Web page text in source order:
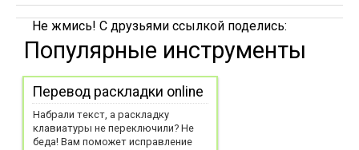
Не жмись! С друзьями ссылкой поделись:
Популярные инструменты
Перевод раскладки online
Набрали текст, а раскладку
клавиатуры не переключили? Не
беда! Вам поможет исправление